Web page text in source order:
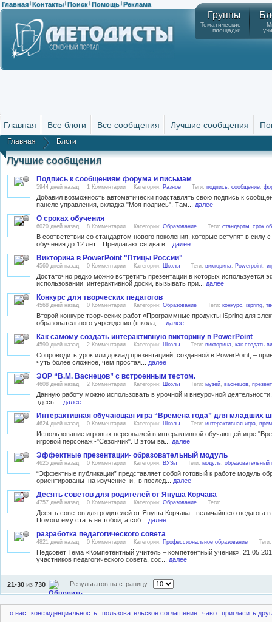
Главная | Контакты | Поиск | Помощь | Реклама
Группы
Тематические
площадки
Главная Все блоги Все сообщения Лучшие сообщения
Главная Блоги
Лучшие сообщения
Подпись к сообщениям форума и письмам
5944 дней назад 1 Комментарии Категории: Разное Теги: подпись, сообщение,
Добавил возможность автоматически подставлять свою подпись к
панеле управления, вкладка "Моя подпись". Там... далее
О сроках обучения
6020 дней назад 8 Комментарии Категории: Образование Теги: стандарты, срок
В соответствии со стандартом нового поколения, которые вступят в
обучения до 12 лет. Предлагаются два в... далее
Викторина в PowerPoint "Птицы России"
4560 дней назад 0 Комментарии Категории: Школы Теги: викторина, Powerpoint,
Достаточно редко можно встретить презентации в которых
использовании интерактивной доски, вызывать при... далее
Конкурс для творческих педагогов
4568 дней назад 0 Комментарии Категории: Образование Теги: конкурс , ispring,
Второй конкурс творческих работ «Программные продукты iSpring для
образовательного учреждения (школа, ... далее
Как самому создать интерактивную викторину в PowerPoint
4590 дней назад 2 Комментарии Категории: Школы Теги: викторина, как создать
Сопроводить урок или доклад презентацией, созданной в PowerPoint, –
чуть более сложное, чем простая... далее
ЭОР “В.М. Васнецов” с встроенным тестом.
4608 дней назад 2 Комментарии Категории: Школы Теги: музей, васнецов,
Данную работу можно использовать в урочной и внеурочной
здесь.... далее
Интерактивная обучающая игра “Времена года” для младших
4624 дней назад 0 Комментарии Категории: Школы Теги: интерактивная игра,
Использование игровых персонажей в интерактивной обучающей игре
игровой персонаж -"Сезончик". В этом ва... далее
Эффектные презентации- образовательный модуль
4625 дней назад 0 Комментарии Категории: ВУЗы Теги: модуль, образовательный
“Эффектные публикации” представляет собой готовый к работе модуль
ориентированы на изучение и, в послед... далее
Десять советов для родителей от Януша Корчака
4757 дней назад 0 Комментарии Категории: Образование Теги:
Десять советов для родителей от Януша Корчака - величайшего
Помоги ему стать не тобой, а соб... далее
разработка педагогического совета
4821 дней назад 0 Комментарии Категории: Профессиональное образование
Педсовет Тема «Компетентный учитель – компетентный ученик».
участников педагогического совета, сос... далее
21-30 из 730 Результатов на страницу:
о нас конфиденциальность пользовательское соглашение чаво пригласить